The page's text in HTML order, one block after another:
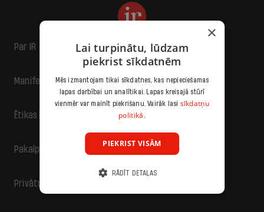
Par IR
Manifests
Ētikas kodekss
Pakalpojumu sniegšanas noteikumi
Privātuma politika
×
Lai turpinātu, lūdzam
piekrist sīkdatnēm
Mēs izmantojam tikai sīkdatnes, kas nepieciešamas
lapas darbībai un analītikai. Lapas kreisajā stūrī
vienmēr var mainīt piekrišanu. Vairāk lasi sīkdatņu
politikā.
PIEKRIST VISĀM
RĀDĪT DETAĻAS